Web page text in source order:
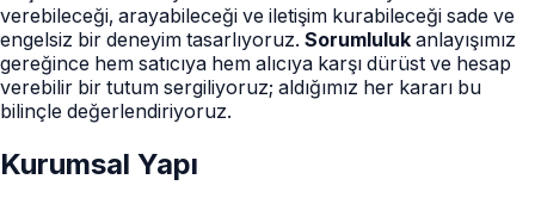
verebileceği, arayabileceği ve iletişim kurabileceği sade ve
engelsiz bir deneyim tasarlıyoruz. Sorumluluk anlayışımız
gereğince hem satıcıya hem alıcıya karşı dürüst ve hesap
verebilir bir tutum sergiliyoruz; aldığımız her kararı bu
bilinçle değerlendiriyoruz.
Kurumsal Yapı